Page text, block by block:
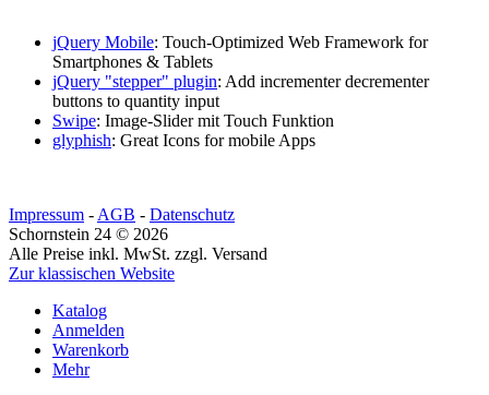
jQuery Mobile: Touch-Optimized Web Framework for
Smartphones & Tablets
jQuery "stepper" plugin: Add incrementer decrementer
buttons to quantity input
Swipe: Image-Slider mit Touch Funktion
glyphish: Great Icons for mobile Apps
Impressum - AGB - Datenschutz
Schornstein 24 © 2026
Alle Preise inkl. MwSt. zzgl. Versand
Zur klassischen Website
Katalog
Anmelden
Warenkorb
Mehr